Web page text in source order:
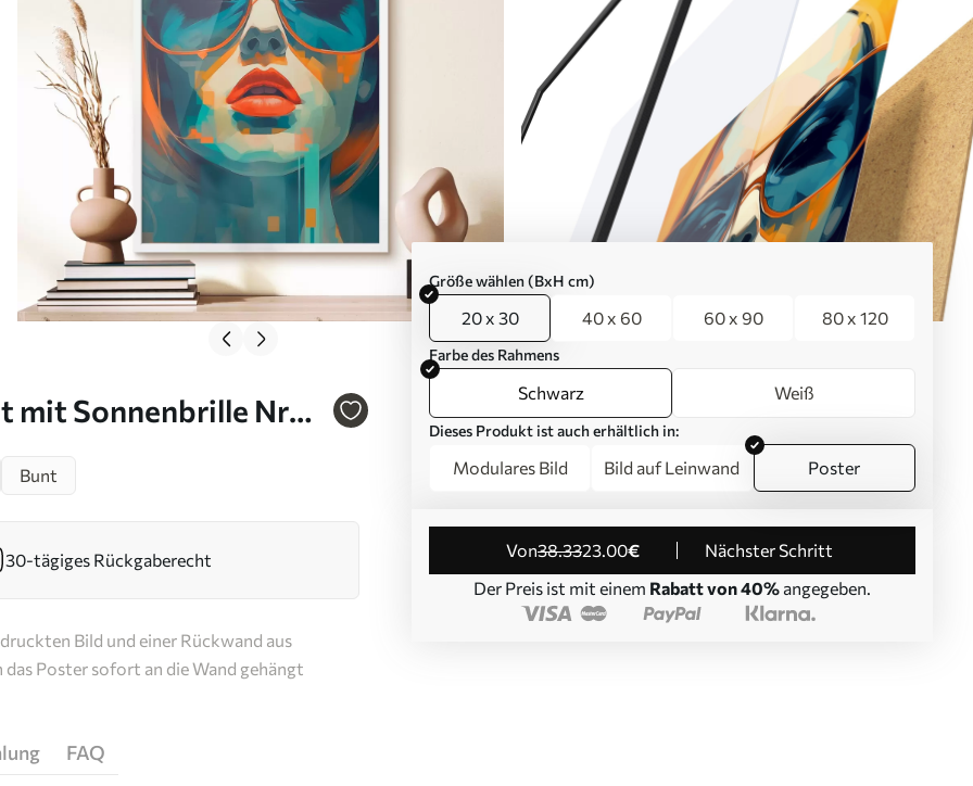
mit Sonnenbrille Nr
Größe wählen (BxH cm)
20 x 30 40 x 60 60 x 90 80 x 120
Farbe des Rahmens
Schwarz Weiß
Dieses Produkt ist auch erhältlich in:
Modulares Bild Bild auf Leinwand Poster
von38.3323.00€
Nächster Schritt
Der Preis ist mit einem Rabatt von 40% angegeben.
Bunt
30-tägiges Rückgaberecht
Bild und einer Rückwand aus
Poster sofort an die Wand gehängt
FAQ